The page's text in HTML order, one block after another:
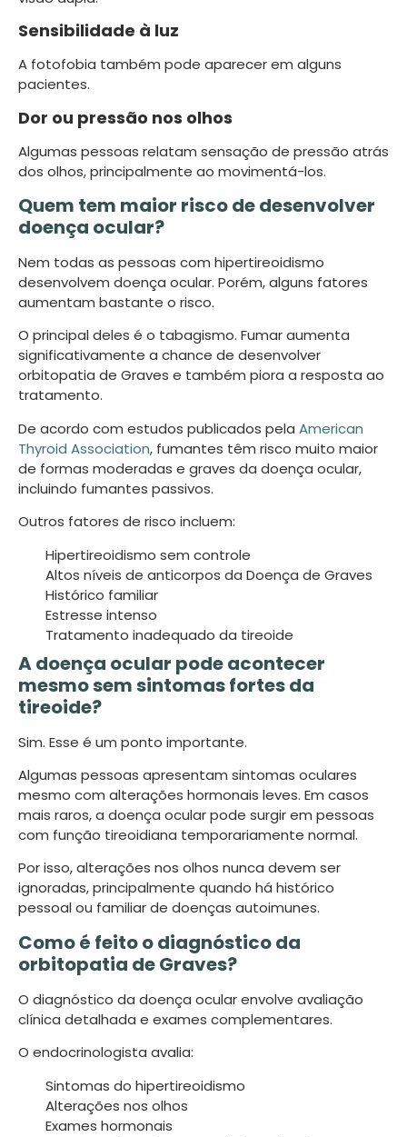
Sensibilidade à luz
A fotofobia também pode aparecer em alguns
pacientes.
Dor ou pressão nos olhos
Algumas pessoas relatam sensação de pressão atrás
dos olhos, principalmente ao movimentá-los.
Quem tem maior risco de desenvolver
doença ocular?
Nem todas as pessoas com hipertireoidismo
desenvolvem doença ocular. Porém, alguns fatores
aumentam bastante o risco.
O principal deles é o tabagismo. Fumar aumenta
significativamente a chance de desenvolver
orbitopatia de Graves e também piora a resposta ao
tratamento.
De acordo com estudos publicados pela American
Thyroid Association, fumantes têm risco muito maior
de formas moderadas e graves da doença ocular,
incluindo fumantes passivos.
Outros fatores de risco incluem:
Hipertireoidismo sem controle
Altos níveis de anticorpos da Doença de Graves
Histórico familiar
Estresse intenso
Tratamento inadequado da tireoide
A doença ocular pode acontecer
mesmo sem sintomas fortes da
tireoide?
Sim. Esse é um ponto importante.
Algumas pessoas apresentam sintomas oculares
mesmo com alterações hormonais leves. Em casos
mais raros, a doença ocular pode surgir em pessoas
com função tireoidiana temporariamente normal.
Por isso, alterações nos olhos nunca devem ser
ignoradas, principalmente quando há histórico
pessoal ou familiar de doenças autoimunes.
Como é feito o diagnóstico da
orbitopatia de Graves?
O diagnóstico da doença ocular envolve avaliação
clínica detalhada e exames complementares.
O endocrinologista avalia:
Sintomas do hipertireoidismo
Alterações nos olhos
Exames hormonais